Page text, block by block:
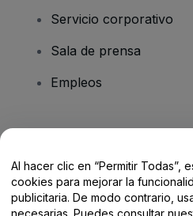
Servicio corporativo
Sala de prensa
Empleos
Centro de Ayuda /
Al hacer clic en “Permitir Todas”,
cookies para mejorar la
publicitaria. De modo contrario,
necesarias. Puedes consultar